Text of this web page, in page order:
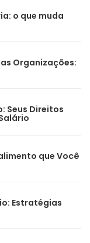
o que muda
Organizações:
Seus Direitos
que Você
Estratégias